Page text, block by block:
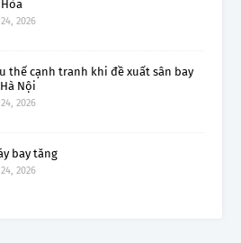
2026
thế cạnh tranh khi đề xuất sân bay
Nội
2026
bay tăng
2026